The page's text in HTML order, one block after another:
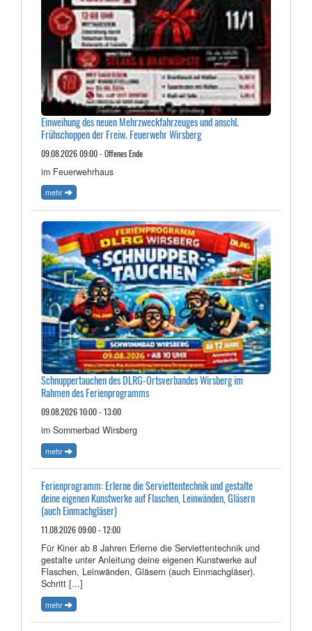
Einweihung des neuen Mehrzweckfahrzeuges und anschl.
Frühschoppen der Freiw. Feuerwehr Wirsberg
09.08.2026 09:00 - Offenes Ende
im Feuerwehrhaus
mehr
Schnuppertauchen des DLRG-Ortsverbandes Wirsberg im
Rahmen des Ferienprogramms
09.08.2026 10:00 - 13:00
im Sommerbad Wirsberg
mehr
Ferienprogramm: Erlerne die Serviettentechnik und gestalte
deine eigenen Kunstwerke auf Flaschen, Leinwänden, Gläsern
(auch Einmachgläser)
11.08.2026 09:00 - 12:00
Für Kiner ab 8 Jahren Erlerne die Serviettentechnik und
gestalte unter Anleitung deine eigenen Kunstwerke auf
Flaschen, Leinwänden, Gläsern (auch Einmachgläser).
Schritt [...]
mehr